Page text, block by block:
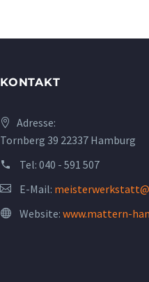
KONTAKT
Adresse:
Tornberg 39 22337 Hamburg
Tel: 040 - 591 507
E-Mail:
Website: www.mattern-